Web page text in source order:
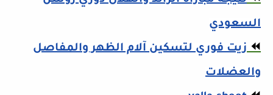
السعودي
⏪زيت فوري لتسكين آلام الظهر والمفاصل
والعضلات